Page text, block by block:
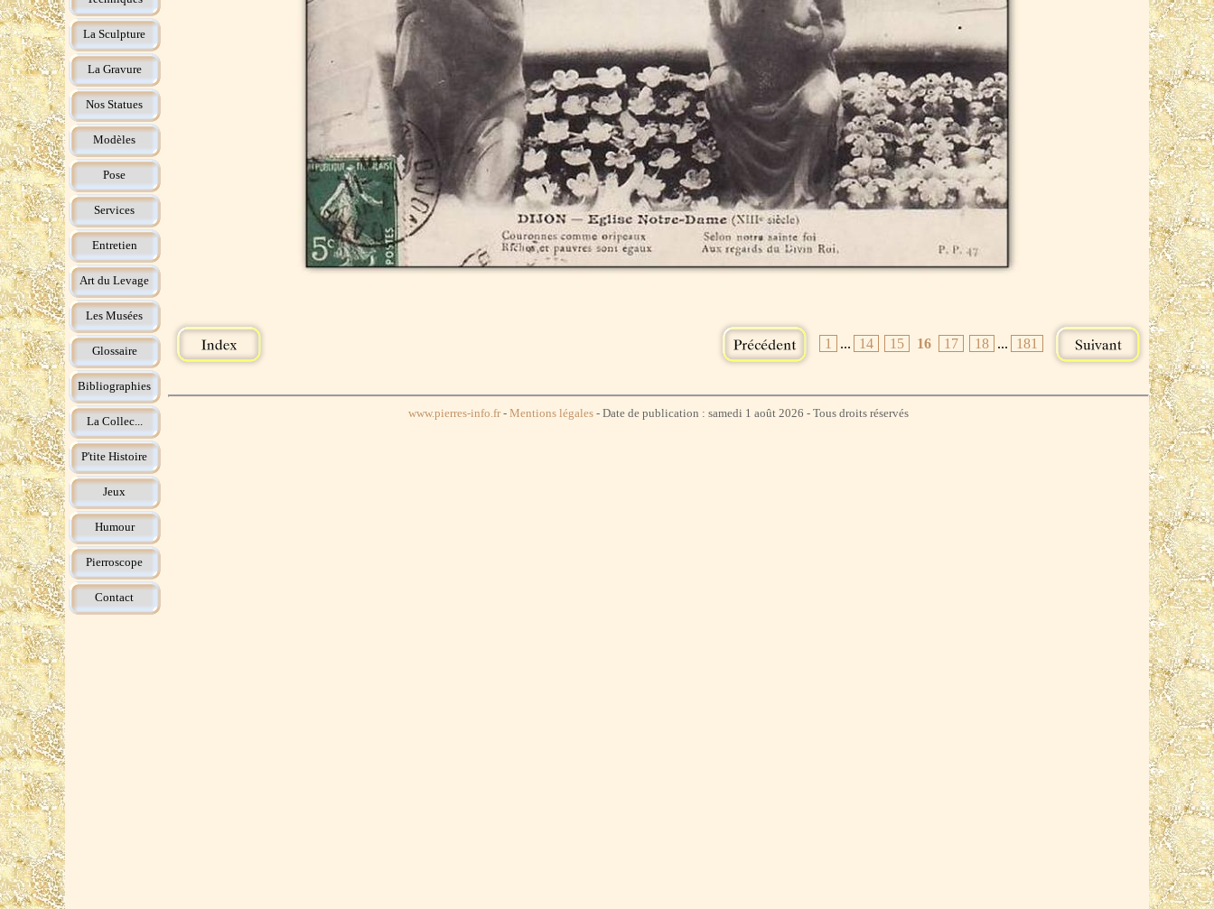
La Sculpture
La Gravure
Nos Statues
Modèles
Pose
Services
Entretien
Art du Levage
Les Musées
Glossaire
Bibliographies
La Collec...
P'tite Histoire
Jeux
Humour
Pierroscope
Contact
1 ... 14 15 16 17 18 ... 181
www.pierres-info.fr- Mentions légales - Date de publication : samedi 1 août 2026 - Tous droits réservés